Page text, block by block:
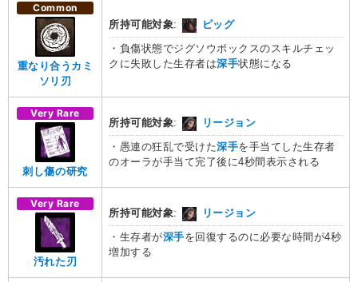
Common
重なり合うカミ
ソリ刃
所持可能対象:
ピッグ
・負傷状態でジグソウボックスのスキルチェッ
クに失敗した生存者は深手状態になる
Very Rare
刺し傷の研究
所持可能対象:
リージョン
・愚連の狂乱で受けた深手を手当てした生存者
のオーラが手当て完了後に4秒間表示される
Very Rare
汚れた刃
所持可能対象:
リージョン
・生存者が深手を回復するのに必要な時間が4秒
増加する